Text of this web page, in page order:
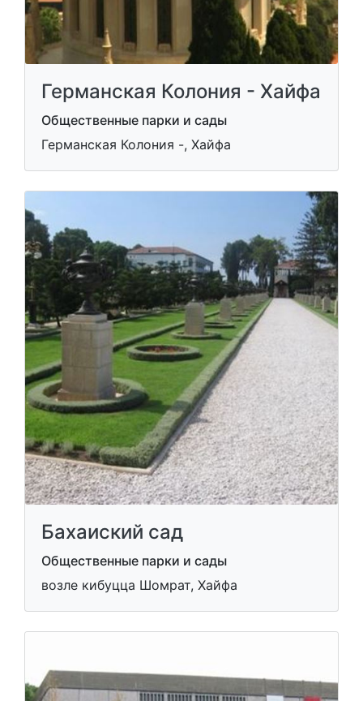
Германская Колония - Хайфа
Общественные парки и сады
Германская Колония -, Хайфа
Бахаиский сад
Общественные парки и сады
возле кибуцца Шомрат, Хайфа